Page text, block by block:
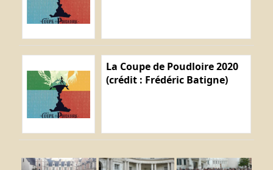
La Coupe de Poudloire 2020
(crédit : Frédéric Batigne)